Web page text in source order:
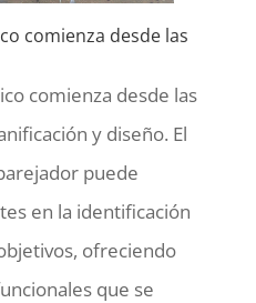
comienza desde las
comienza desde las
y diseño. El
puede
en la identificación
ofreciendo
que se